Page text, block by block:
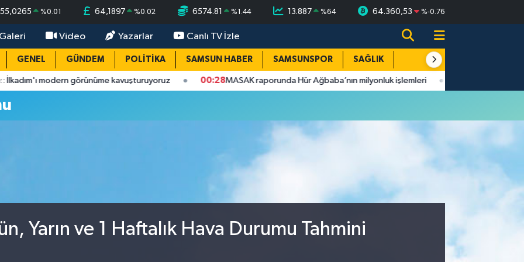
55,0265 %0.01 64,1897 %0.02 6574.81 %1.44 13.887 %64 64.360,53 %-0.76
Video Yazarlar Canlı TV İzle
GENEL GÜNDEM POLİTİKA SAMSUN HABER SAMSUNSPOR SAĞLIK TEKNOLOJİ
modern görünüme kavuşturuyoruz 00:28 MASAK raporunda Hür Ağbaba’nın milyonluk işlemleri 23:05
Yarın ve 1 Haftalık Hava Durumu Tahmini